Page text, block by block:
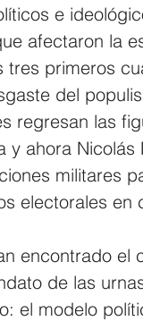
e
afectaron la
primeros
del
regresan las
y ahora
militares
electorales en
encontrado el
de las
el modelo